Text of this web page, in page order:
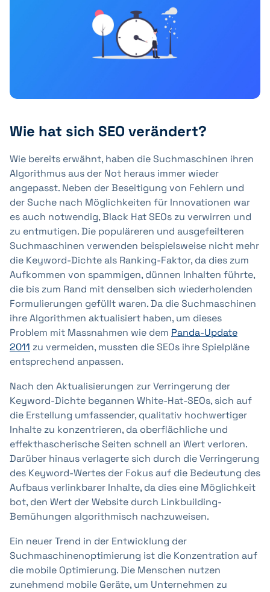
Wie hat sich SEO verändert?
Wie bereits erwähnt, haben die Suchmaschinen ihren
Algorithmus aus der Not heraus immer wieder
angepasst. Neben der Beseitigung von Fehlern und
der Suche nach Möglichkeiten für Innovationen war
es auch notwendig, Black Hat SEOs zu verwirren und
zu entmutigen. Die populäreren und ausgefeilteren
Suchmaschinen verwenden beispielsweise nicht mehr
die Keyword-Dichte als Ranking-Faktor, da dies zum
Aufkommen von spammigen, dünnen Inhalten führte,
die bis zum Rand mit denselben sich wiederholenden
Formulierungen gefüllt waren. Da die Suchmaschinen
ihre Algorithmen aktualisiert haben, um dieses
Problem mit Massnahmen wie dem Panda-Update
2011 zu vermeiden, mussten die SEOs ihre Spielpläne
entsprechend anpassen.
Nach den Aktualisierungen zur Verringerung der
Keyword-Dichte begannen White-Hat-SEOs, sich auf
die Erstellung umfassender, qualitativ hochwertiger
Inhalte zu konzentrieren, da oberflächliche und
effekthascherische Seiten schnell an Wert verloren.
Darüber hinaus verlagerte sich durch die Verringerung
des Keyword-Wertes der Fokus auf die Bedeutung des
Aufbaus verlinkbarer Inhalte, da dies eine Möglichkeit
bot, den Wert der Website durch Linkbuilding-
Bemühungen algorithmisch nachzuweisen.
Ein neuer Trend in der Entwicklung der
Suchmaschinenoptimierung ist die Konzentration auf
die mobile Optimierung. Die Menschen nutzen
zunehmend mobile Geräte, um Unternehmen zu